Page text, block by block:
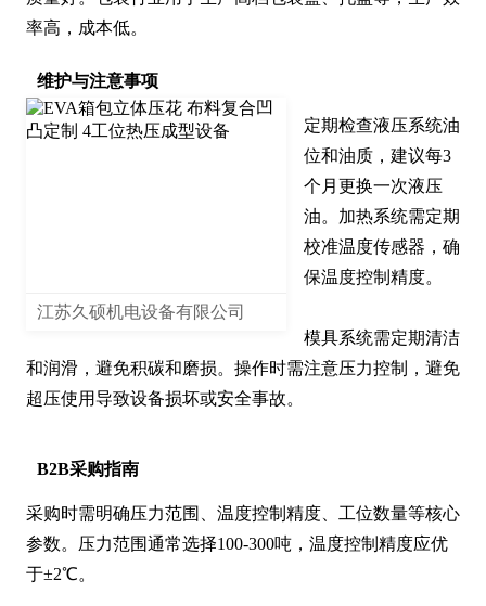
率高，成本低。
维护与注意事项
江苏久硕机电设备有限公司
定期检查液压系统油
位和油质，建议每3
个月更换一次液压
油。加热系统需定期
校准温度传感器，确
保温度控制精度。
模具系统需定期清洁
和润滑，避免积碳和磨损。操作时需注意压力控制，避免
超压使用导致设备损坏或安全事故。
B2B采购指南
采购时需明确压力范围、温度控制精度、工位数量等核心
参数。压力范围通常选择100-300吨，温度控制精度应优
于±2℃。